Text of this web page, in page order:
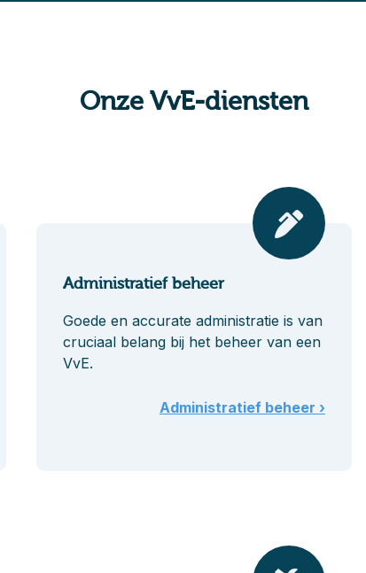
Onze VvE-diensten
Administratief beheer
Goede en accurate administratie is van
cruciaal belang bij het beheer van een
VvE.
Administratief beheer ›